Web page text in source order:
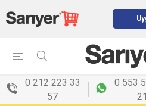
0 212 223 33
57
0 553
21